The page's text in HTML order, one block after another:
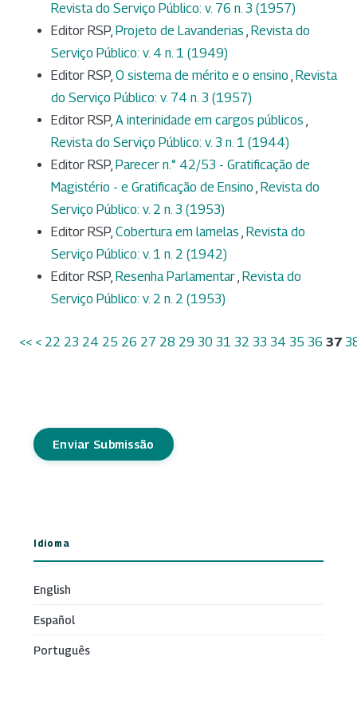
Revista do Serviço Público: v. 76 n. 3 (1957)
Editor RSP, Projeto de Lavanderias , Revista do
Serviço Público: v. 4 n. 1 (1949)
Editor RSP, O sistema de mérito e o ensino , Revista
do Serviço Público: v. 74 n. 3 (1957)
Editor RSP, A interinidade em cargos públicos ,
Revista do Serviço Público: v. 3 n. 1 (1944)
Editor RSP, Parecer n.° 42/53 - Gratificação de
Magistério - e Gratificação de Ensino , Revista do
Serviço Público: v. 2 n. 3 (1953)
Editor RSP, Cobertura em lamelas , Revista do
Serviço Público: v. 1 n. 2 (1942)
Editor RSP, Resenha Parlamentar, Revista do
Serviço Público: v. 2 n. 2 (1953)
<< < 22 23 24 25 26 27 28 29 30 31 32 33 34 35 36 37
Enviar Submissão
Idioma
English
Español
Português